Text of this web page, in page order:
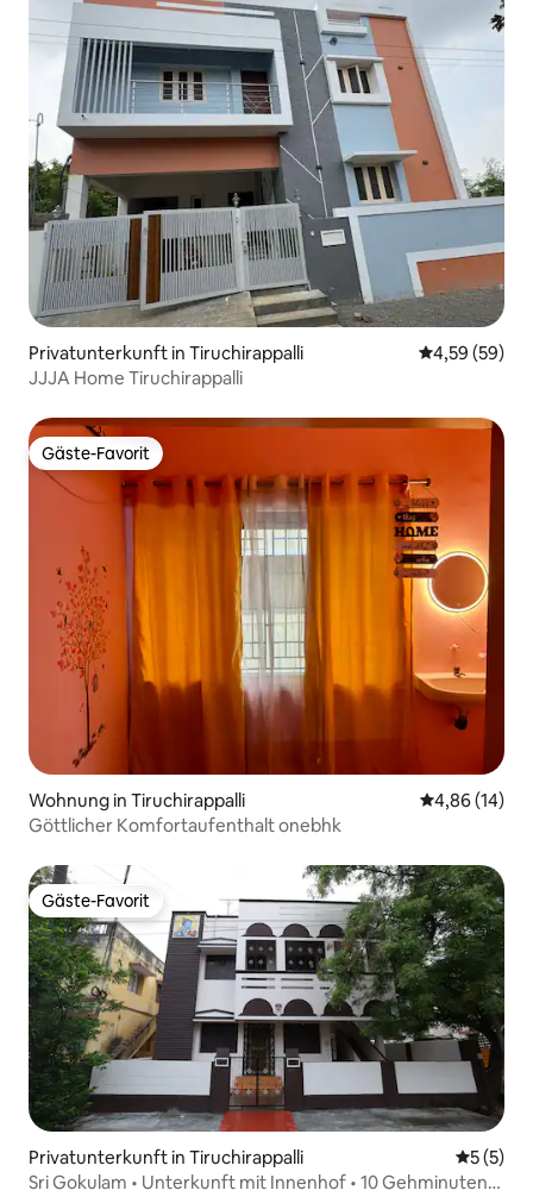
Privatunterkunft in Tiruchirappalli
4,59 (59)
JJJA Home Tiruchirappalli
Gäste-Favorit
Gäste-Favorit
Wohnung in Tiruchirappalli
4,86 (14)
Göttlicher Komfortaufenthalt onebhk
Gäste-Favorit
Gäste-Favorit
Privatunterkunft in Tiruchirappalli
5 (5)
Sri Gokulam • Unterkunft mit Innenhof • 10 Gehminuten